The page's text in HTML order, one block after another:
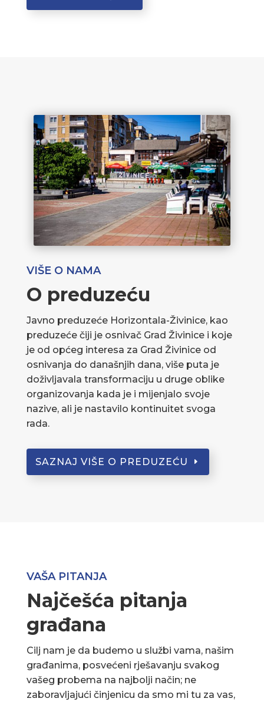
VIŠE O NAMA
O preduzeću
Javno preduzeće Horizontala-Živinice, kao
preduzeće čiji je osnivač Grad Živinice i koje
je od općeg interesa za Grad Živinice od
osnivanja do današnjih dana, više puta je
doživljavala transformaciju u druge oblike
organizovanja kada je i mijenjalo svoje
nazive, ali je nastavilo kontinuitet svoga
rada.
SAZNAJ VIŠE O PREDUZEĆU
VAŠA PITANJA
Najčešća pitanja
građana
Cilj nam je da budemo u službi vama, našim
građanima, posvećeni rješavanju svakog
vašeg probema na najbolji način; ne
zaboravljajući činjenicu da smo mi tu za vas,